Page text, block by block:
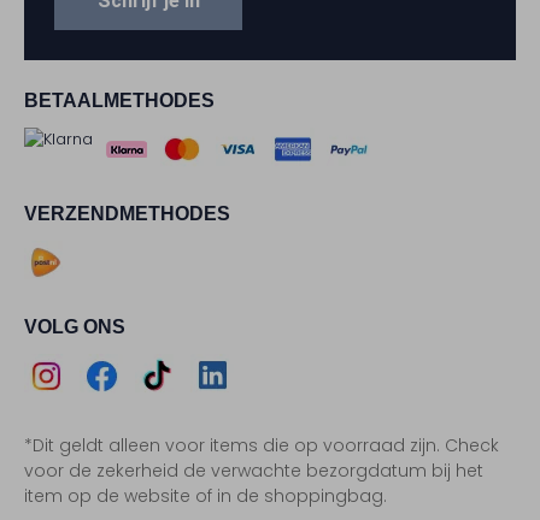
BETAALMETHODES
VERZENDMETHODES
VOLG ONS
Instagram
Facebook
TikTokLinkedIn
*Dit geldt alleen voor items die op voorraad zijn. Check
voor de zekerheid de verwachte bezorgdatum bij het
item op de website of in de shoppingbag.